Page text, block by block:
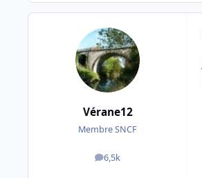
Vérane12
Membre SNCF
6,5k
messages